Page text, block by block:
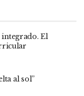
El
al sol”